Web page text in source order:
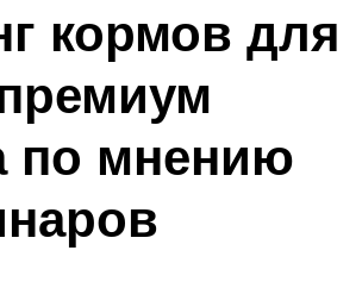
кормов для
по мнению